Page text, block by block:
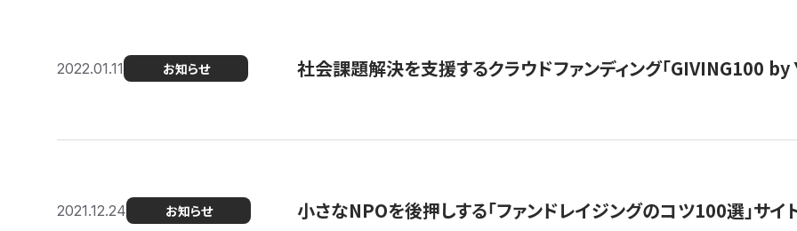
2022.01.11 お知らせ 社会課題解決を支援するクラウドファンディング「GIVING100
2021.12.24 お知らせ 小さなNPOを後押しする「ファンドレイジングのコツ100選」サイ